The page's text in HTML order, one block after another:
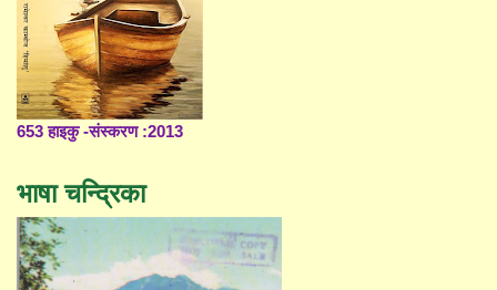
653 हाइकु -संस्करण :2013
भाषा चन्द्रिका